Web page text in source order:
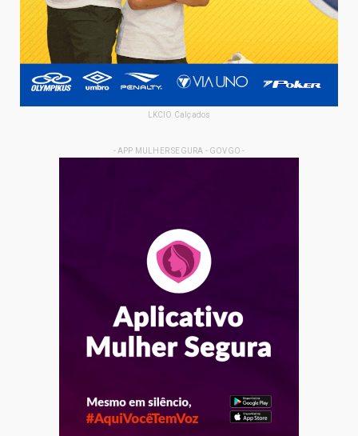
LKCIO Calçados
- APP MULHER SEGURA - GOVGO -